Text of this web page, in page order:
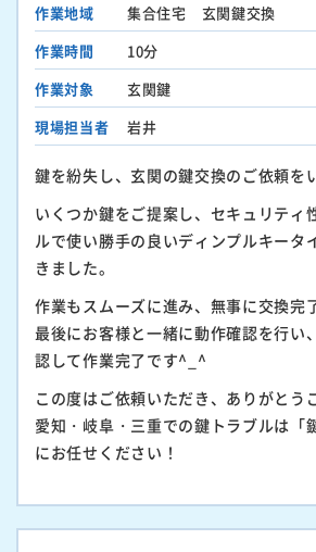
作業地域
集合住宅 玄関鍵交換
作業時間
10分
作業対象
玄関鍵
現場担当者
岩井
鍵を紛失し、玄関の鍵交換のご依頼を
いくつか鍵をご提案し、セキュリティ
ルで使い勝手の良いディンプルキータ
きました。
作業もスムーズに進み、無事に交換完
最後にお客様と一緒に動作確認を行い
認して作業完了です^_^
この度はご依頼いただき、ありがとう
愛知・岐阜・三重での鍵トラブルは「
にお任せください！